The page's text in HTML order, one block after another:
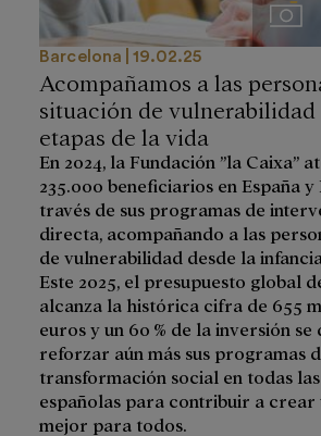
Barcelona 19.02.25
Acompañamos a las
situación de vulnerabilidad
etapas de la vida
En 2024, la Fundación ”la Caixa”
235.000 beneficiarios en España
través de sus programas de
directa, acompañando a las
de vulnerabilidad desde la
Este 2025, el presupuesto global
alcanza la histórica cifra de 655
euros y un 60 % de la inversión se
reforzar aún más sus programas
transformación social en todas
españolas para contribuir a crear
mejor para todos.